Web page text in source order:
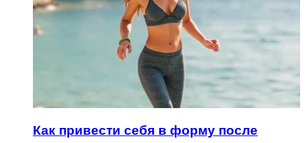
Как привести себя в форму после